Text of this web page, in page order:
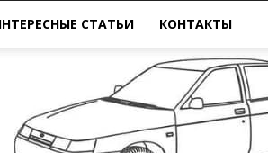
СТАТЬИ КОНТАКТЫ